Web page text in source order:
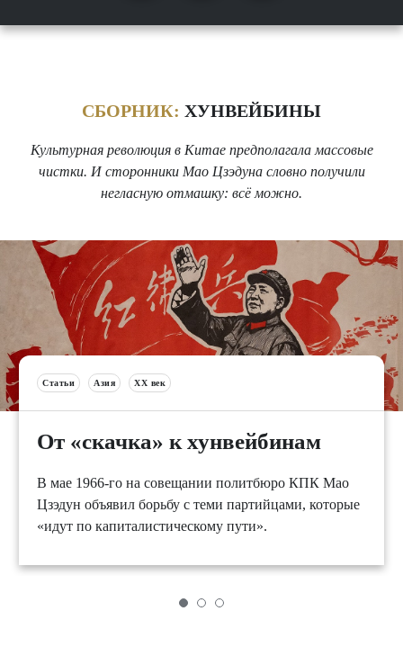
СБОРНИК: ХУНВЕЙБИНЫ
Культурная революция в Китае предполагала массовые
чистки. И сторонники Мао Цзэдуна словно получили
негласную отмашку: всё можно.
Статьи Азия XX век
От «скачка» к хунвейбинам
В мае 1966-го на совещании политбюро КПК Мао
Цзэдун объявил борьбу с теми партийцами, которые
«идут по капиталистическому пути».